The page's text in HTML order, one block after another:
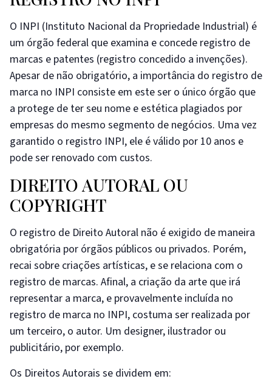
O INPI (Instituto Nacional da Propriedade Industrial) é
um órgão federal que examina e concede registro de
marcas e patentes (registro concedido a invenções).
Apesar de não obrigatório, a importância do registro de
marca no INPI consiste em este ser o único órgão que
a protege de ter seu nome e estética plagiados por
empresas do mesmo segmento de negócios. Uma vez
garantido o registro INPI, ele é válido por 10 anos e
pode ser renovado com custos.
DIREITO AUTORAL OU
COPYRIGHT
O registro de Direito Autoral não é exigido de maneira
obrigatória por órgãos públicos ou privados. Porém,
recai sobre criações artísticas, e se relaciona com o
registro de marcas. Afinal, a criação da arte que irá
representar a marca, e provavelmente incluída no
registro de marca no INPI, costuma ser realizada por
um terceiro, o autor. Um designer, ilustrador ou
publicitário, por exemplo.
Os Direitos Autorais se dividem em: